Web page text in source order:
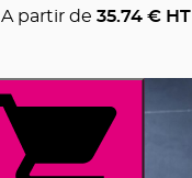
A partir de 35.74€ HT